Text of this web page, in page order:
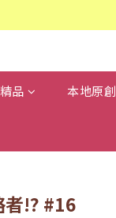
品 本地原創
者!? #16